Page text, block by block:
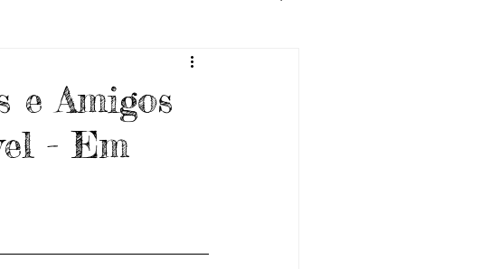
e Amigos
- Em